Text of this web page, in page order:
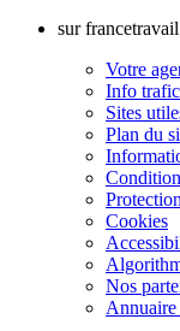
sur
Votre
Info trafic
Sites
Plan du
Cookies
Nos
Annuaire